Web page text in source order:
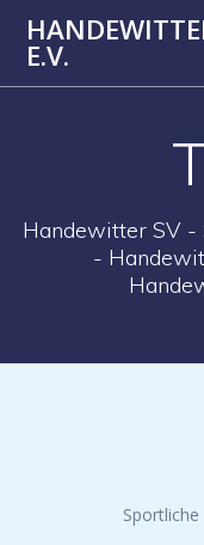
E.V.
Handewitter SV -
-